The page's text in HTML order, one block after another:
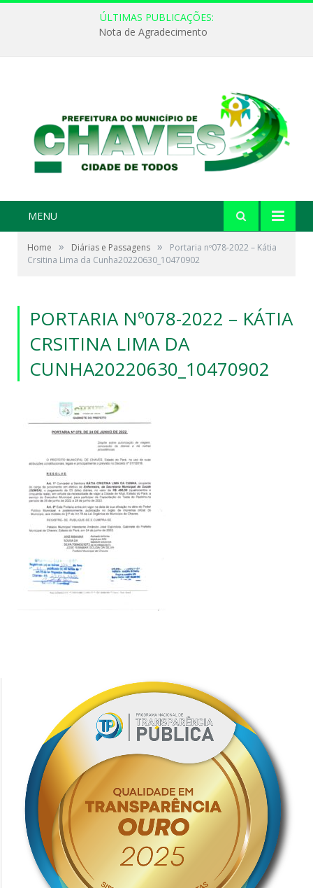
ÚLTIMAS PUBLICAÇÕES:
Nota de Agradecimento
MENU
Home » Diárias e Passagens »
Portaria nº078-2022 – Kátia
Crsitina Lima da Cunha20220630_10470902
PORTARIA Nº078-2022 – KÁTIA
CRSITINA LIMA DA
CUNHA20220630_10470902